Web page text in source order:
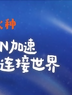
支持 [0] 反对 [0]